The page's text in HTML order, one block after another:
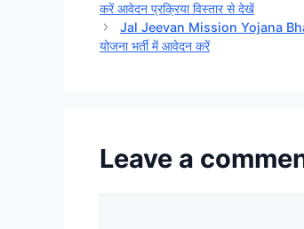
करें आवेदन प्रक्रिया विस्तार से देखें
Jal Jeevan Mission Yojana
योजना भर्ती में आवेदन करें
Leave a